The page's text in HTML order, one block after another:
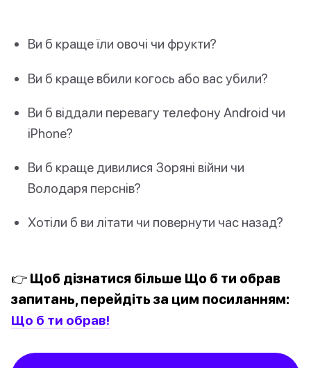
Ви б краще їли овочі чи фрукти?
Ви б краще вбили когось або вас убили?
Ви б віддали перевагу телефону Android чи
iPhone?
Ви б краще дивилися Зоряні війни чи
Володаря перснів?
Хотіли б ви літати чи повернути час назад?
👉 Щоб дізнатися більше Що б ти обрав
запитань, перейдіть за цим посиланням:
Що б ти обрав!